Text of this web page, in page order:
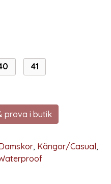
41
prova i butik
, Kängor/Casual,